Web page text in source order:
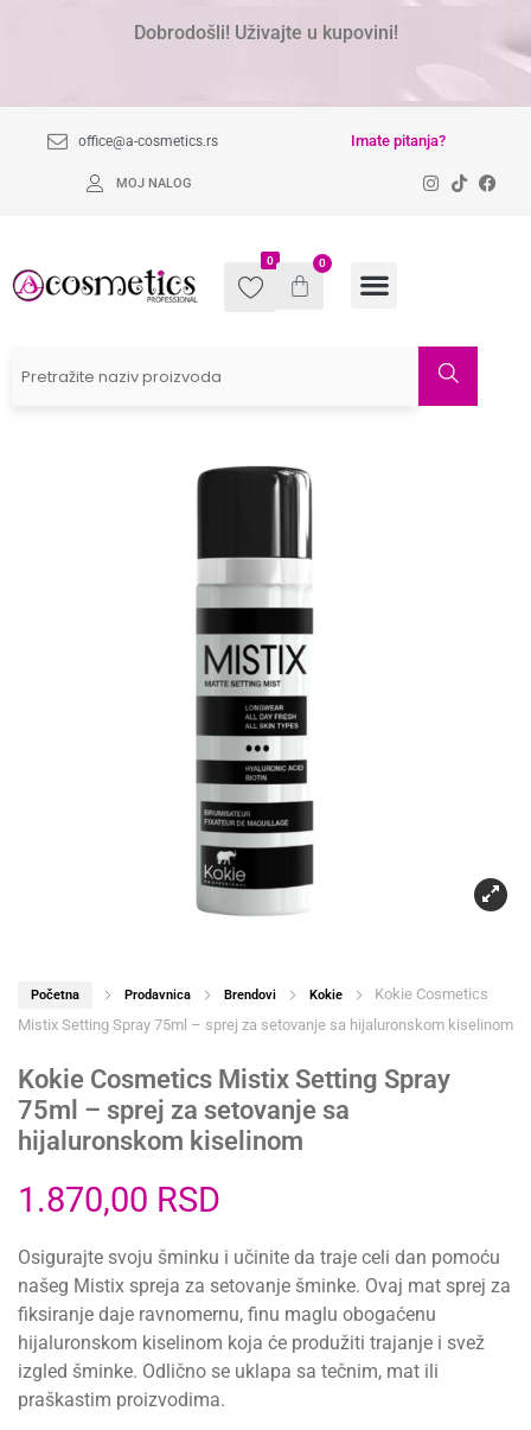
Dobrodošli! Uživajte u kupovini!
office@a-cosmetics.rs Imate pitanja?
MOJ NALOG
0 0
Početna Prodavnica Brendovi Kokie
Kokie Cosmetics
Mistix Setting Spray 75ml – sprej za setovanje sa hijaluronskom kiselinom
Kokie Cosmetics Mistix Setting Spray
75ml – sprej za setovanje sa
hijaluronskom kiselinom
1.870,00 RSD
Osigurajte svoju šminku i učinite da traje celi dan pomoću
našeg Mistix spreja za setovanje šminke. Ovaj mat sprej za
fiksiranje daje ravnomernu, finu maglu obogaćenu
hijaluronskom kiselinom koja će produžiti trajanje i svež
izgled šminke. Odlično se uklapa sa tečnim, mat ili
praškastim proizvodima.